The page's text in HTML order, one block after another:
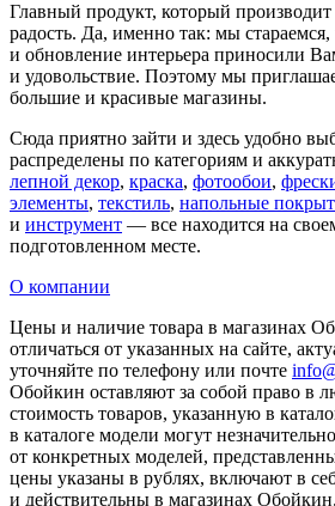
Главный продукт, который
радость. Да, именно так: мы
и обновление интерьера приносили
и удовольствие. Поэтому мы
большие и красивые магазины.
Сюда приятно зайти и здесь удобно
распределены по категориям и
лепной декор, краска, фотообои,
элементы, текстиль, напольные
и инструмент — все находится на
подготовленном месте.
О компании
Цены и наличие товара в магазинах
отличаться от указанных на сайте,
уточняйте по телефону или почте
Обойкин оставляют за собой право в
стоимость товаров, указанную в
в каталоге модели могут
от конкретных моделей,
цены указаны в рублях, включают в
и действительны в магазинах Обойкин.